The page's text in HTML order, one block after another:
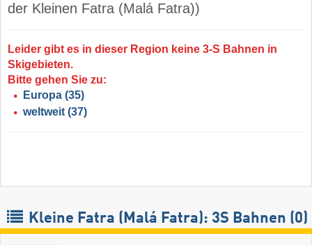
der Kleinen Fatra (Malá Fatra))
Leider gibt es in dieser Region keine 3-S Bahnen in
Skigebieten.
Bitte gehen Sie zu:
Europa (35)
weltweit (37)
Kleine Fatra (Malá Fatra): 3S Bahnen (0)